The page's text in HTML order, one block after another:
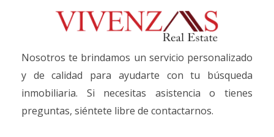
Nosotros te brindamos un servicio personalizado
y de calidad para ayudarte con tu búsqueda
inmobiliaria. Si necesitas asistencia o tienes
preguntas, siéntete libre de contactarnos.